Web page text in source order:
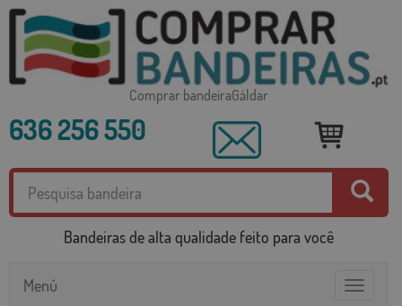
Comprar bandeiraGáldar
636 256 550
Bandeiras de alta qualidade feito para você
Toggle
Menú